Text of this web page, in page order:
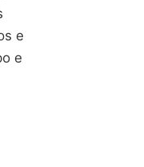
e
e